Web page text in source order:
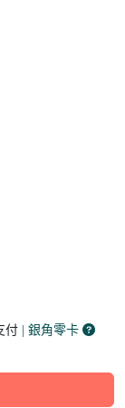
付 | 銀角零卡